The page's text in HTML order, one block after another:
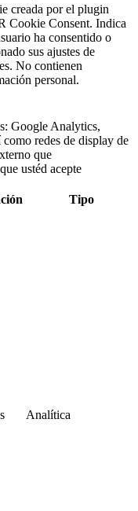
creada por el plugin
Cookie Consent. Indica
ha consentido o
sus ajustes de
No contienen
personal.
Google Analytics,
redes de display de
que
ustéd acepte
Tipo
Analítica